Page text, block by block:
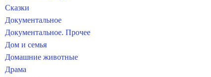
Сказки
Документальное
Документальное. Прочее
Дом и семья
Домашние животные
Драма